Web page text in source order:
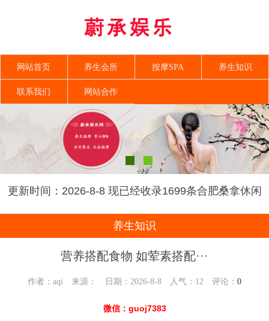
网站首页 养生会所 按摩SPA 养生知识
联系我们 网站合作
更新时间：2026-8-8 现已经收录1699条合肥桑拿休闲
SPA会所-合肥金海养生网信息
养生知识
营养搭配食物 如荤素搭配···
作者：aqi 来源： 日期：2026-8-8 人气： 12 评论： 0
微信：guoj7383